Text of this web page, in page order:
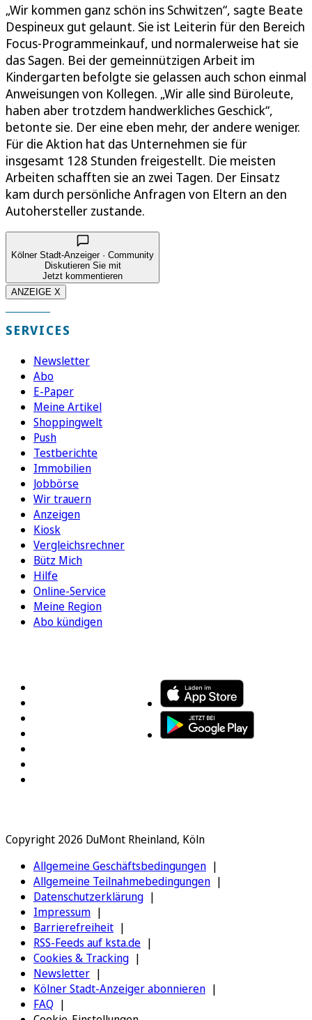
„Wir kommen ganz schön ins Schwitzen“, sagte Beate
Despineux gut gelaunt. Sie ist Leiterin für den Bereich
Focus-Programmeinkauf, und normalerweise hat sie
das Sagen. Bei der gemeinnützigen Arbeit im
Kindergarten befolgte sie gelassen auch schon einmal
Anweisungen von Kollegen. „Wir alle sind Büroleute,
haben aber trotzdem handwerkliches Geschick“,
betonte sie. Der eine eben mehr, der andere weniger.
Für die Aktion hat das Unternehmen sie für
insgesamt 128 Stunden freigestellt. Die meisten
Arbeiten schafften sie an zwei Tagen. Der Einsatz
kam durch persönliche Anfragen von Eltern an den
Autohersteller zustande.
Kölner Stadt-Anzeiger · Community
Diskutieren Sie mit
Jetzt kommentieren
ANZEIGE X
SERVICES
Newsletter
Abo
E-Paper
Meine Artikel
Shoppingwelt
Push
Testberichte
Immobilien
Jobbörse
Wir trauern
Anzeigen
Kiosk
Vergleichsrechner
Bütz Mich
Hilfe
Online-Service
Meine Region
Abo kündigen
Copyright 2026 DuMont Rheinland, Köln
Allgemeine Geschäftsbedingungen
Allgemeine Teilnahmebedingungen
Datenschutzerklärung
Impressum
Barrierefreiheit
RSS-Feeds auf ksta.de
Cookies & Tracking
Newsletter
Kölner Stadt-Anzeiger abonnieren
FAQ